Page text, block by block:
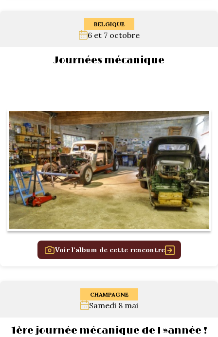
BELGIQUE
6 et 7 octobre
Journées mécanique
Voir l'album de cette rencontre
CHAMPAGNE
Samedi 8 mai
1ère journée mécanique de l »année !